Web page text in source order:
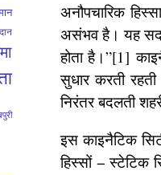
अनौपचारिक
असंभव है। यह सदा
होता है।”[1]
सुधार करती
निरंतर बदलती
इस काइनैटिक
हिस्सों − स्टेटिक